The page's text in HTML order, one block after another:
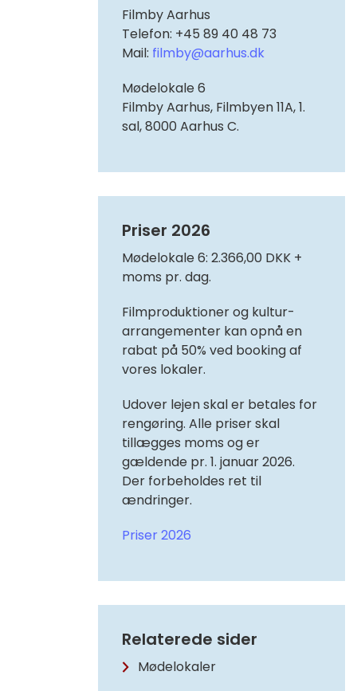
Filmby Aarhus
Telefon: +45 89 40 48 73
Mail: filmby@aarhus.dk
Mødelokale 6
Filmby Aarhus, Filmbyen 11A, 1.
sal, 8000 Aarhus C.
Priser 2026
Mødelokale 6: 2.366,00 DKK +
moms pr. dag.
Filmproduktioner og kultur-
arrangementer kan opnå en
rabat på 50% ved booking af
vores lokaler.
Udover lejen skal er betales for
rengøring. Alle priser skal
tillægges moms og er
gældende pr. 1. januar 2026.
Der forbeholdes ret til
ændringer.
Priser 2026
Relaterede sider
Mødelokaler